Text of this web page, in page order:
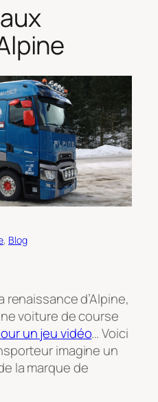
, Blog
renaissance d’Alpine,
voiture de course
un jeu vidéo… Voici
imagine un
la marque de